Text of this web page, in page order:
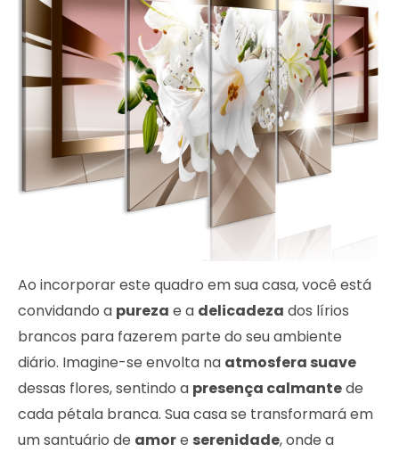
Ao incorporar este quadro em sua casa, você está
convidando a pureza e a delicadeza dos lírios
brancos para fazerem parte do seu ambiente
diário. Imagine-se envolta na atmosfera suave
dessas flores, sentindo a presença calmantede
cada pétala branca. Sua casa se transformará em
um santuário de amore serenidade, onde a